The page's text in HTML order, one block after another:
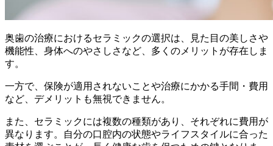
奥歯の治療におけるセラミックの選択は、見た目の美しさや
機能性、身体へのやさしさなど、多くのメリットが存在しま
す。
一方で、保険が適用されないことや治療にかかる手間・費用
など、デメリットも無視できません。
また、セラミックには複数の種類があり、それぞれに費用が
異なります。自分の口腔内の状態やライフスタイルに合った